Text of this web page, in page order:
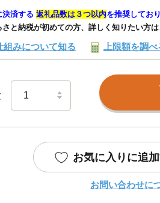
決済する 返礼品数は３つ以内を推奨しており
さと納税が初めての方、詳しく知りたい方は
組みについて知る 上限額を調べ
お気に入りに追
お問い合わせに